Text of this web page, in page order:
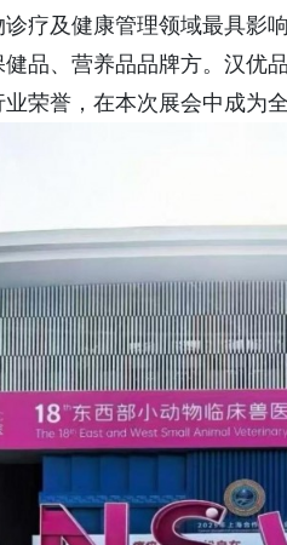
疗及健康管理领域最具影
品、营养品品牌方。汉优
荣誉，在本次展会中成为